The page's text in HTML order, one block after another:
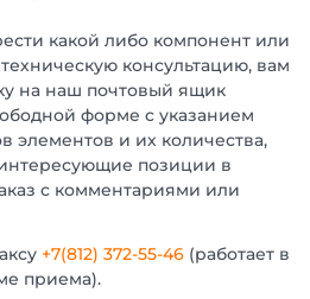
какой либо компонент или
консультацию, вам
на наш почтовый ящик
форме с указанием
элементов и их количества,
позиции в
с комментариями или
+7(812) 372-55-46 (работает в
приема).